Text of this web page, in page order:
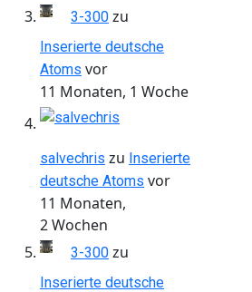
3-300 zu
Inserierte deutsche
Atoms vor
11 Monaten, 1 Woche
salvechris zu Inserierte
deutsche Atoms vor
11 Monaten,
2 Wochen
3-300 zu
Inserierte deutsche